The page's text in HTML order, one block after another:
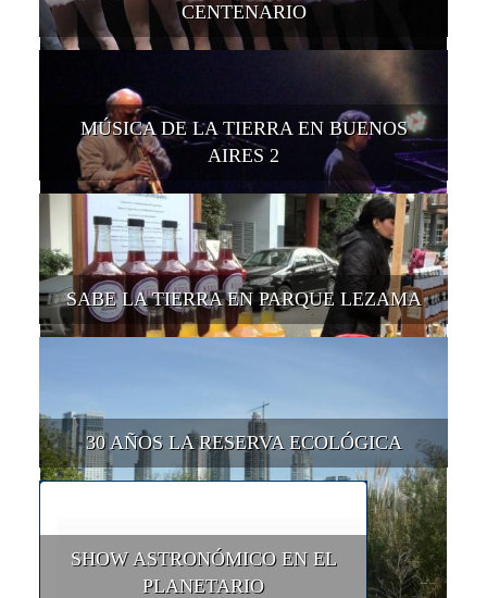
CENTENARIO
MÚSICA DE LA TIERRA EN BUENOS
AIRES 2
SABE LA TIERRA EN PARQUE LEZAMA
30 AÑOS LA RESERVA ECOLÓGICA
SHOW ASTRONÓMICO EN EL
PLANETARIO